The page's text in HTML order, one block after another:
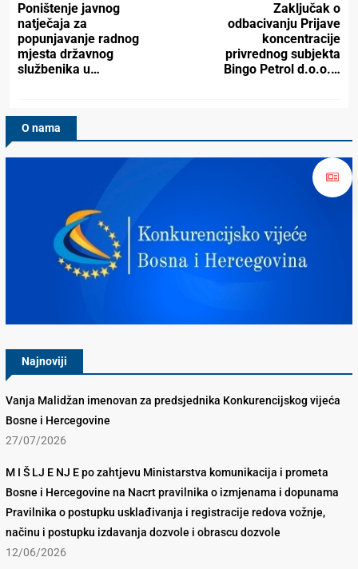
Poništenje javnog
natječaja za
popunjavanje radnog
mjesta državnog
službenika u…
Zaključak o
odbacivanju Prijave
koncentracije
privrednog subjekta
Bingo Petrol d.o.o.…
O nama
Najnoviji
Vanja Malidžan imenovan za predsjednika Konkurencijskog vijeća
Bosne i Hercegovine
27/07/2026
M I Š LJ E NJ E po zahtjevu Ministarstva komunikacija i prometa
Bosne i Hercegovine na Nacrt pravilnika o izmjenama i dopunama
Pravilnika o postupku usklađivanja i registracije redova vožnje,
načinu i postupku izdavanja dozvole i obrascu dozvole
12/06/2026